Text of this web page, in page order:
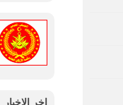
اخر الاخبار